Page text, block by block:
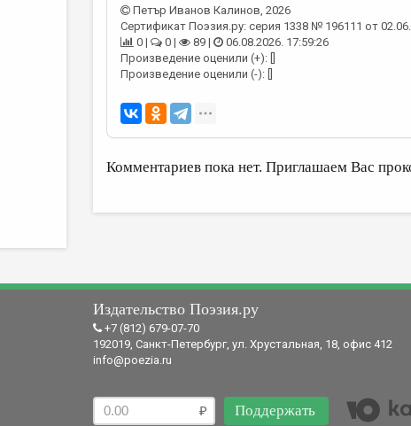
Петър Иванов Калинов, 2026
Сертификат Поэзия.ру: серия 1338 № 196111 от
0 |
0 | 89 |
06.08.2026. 17:59:26
Произведение оценили (+): []
Произведение оценили (-): []
Комментариев пока нет. Приглашаем Вас
Издательство Поэзия.ру
+7 (812) 679-07-70
192019, Санкт-Петербург, ул. Хрустальная, 18, офис 412
info@poezia.ru
Поддержать